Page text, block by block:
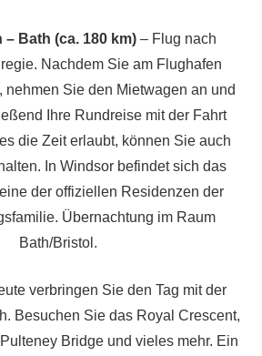
– Bath (ca. 180 km) – Flug nach
Nachdem Sie am Flughafen
nehmen Sie den Mietwagen an und
Ihre Rundreise mit der Fahrt
die Zeit erlaubt, können Sie auch
In Windsor befindet sich das
der offiziellen Residenzen der
Übernachtung im Raum
Bath/Bristol.
verbringen Sie den Tag mit der
Besuchen Sie das Royal Crescent,
Bridge und vieles mehr. Ein